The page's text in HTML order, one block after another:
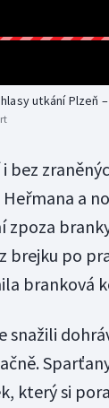
utkání Plzeň
bez
a
zpoza
brejku po
branková
snažili
který si